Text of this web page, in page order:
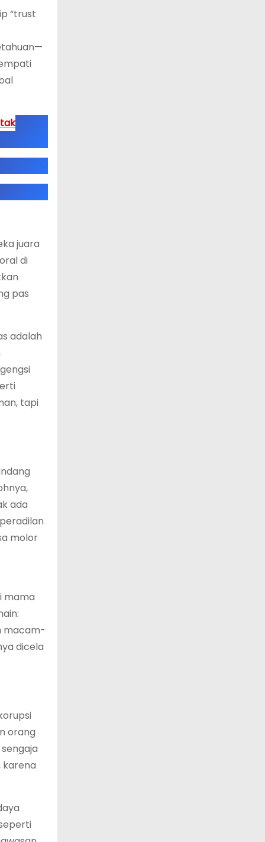
“trust
juara
di
pas
adalah
tapi
ada
molor
mama
macam-
dicela
orang
karena